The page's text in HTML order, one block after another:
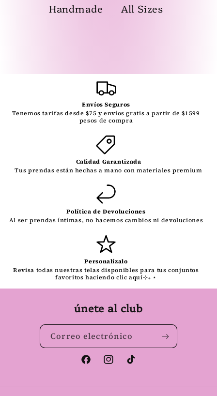
Handmade All Sizes
Envíos Seguros
Tenemos tarifas desde $75 y envíos gratis a partir de $1599
pesos de compra
Calidad Garantizada
Tus prendas están hechas a mano con materiales premium
Política de Devoluciones
Al ser prendas íntimas, no hacemos cambios ni devoluciones
Personalízalo
Revisa todas nuestras telas disponibles para tus conjuntos
favoritos haciendo clic aquí⊹₊ ⋆
únete al club
Correo electrónico
FacebookInstagramTikTok